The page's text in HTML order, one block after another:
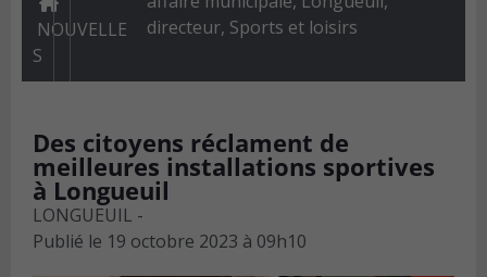
NOUVELLE
S
directeur, Sports et loisirs
Des citoyens réclament de
meilleures installations sportives
à Longueuil
LONGUEUIL -
Publié le 19 octobre 2023 à 09h10